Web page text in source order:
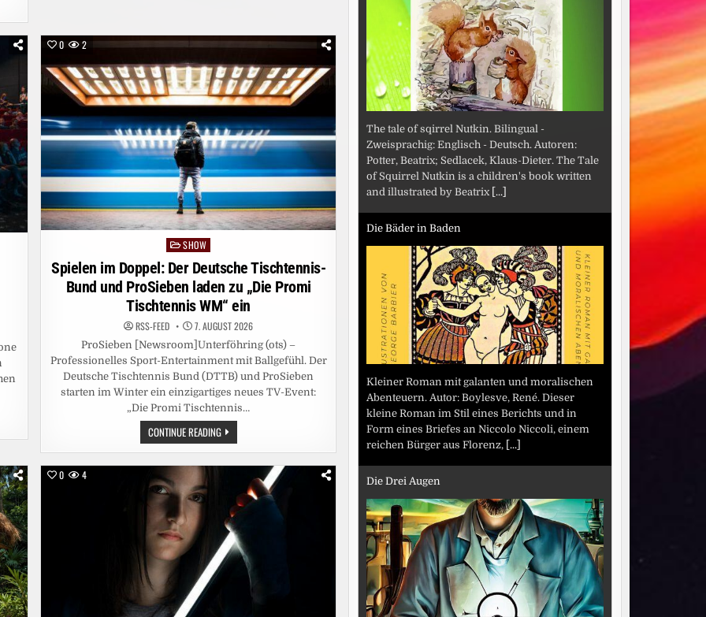
DANN
BESSERES
MOBILFUNKNETZ
0 2
Posted
in
SHOW
Spielen im Doppel: Der Deutsche Tischtennis-
Bund und ProSieben laden zu „Die Promi
Tischtennis WM“ ein
RSS-FEED 7. AUGUST 2026
ProSieben [Newsroom]Unterföhring (ots) –
Professionelles Sport-Entertainment mit Ballgefühl. Der
Deutsche Tischtennis Bund (DTTB) und ProSieben
starten im Winter ein einzigartiges neues TV-Event:
„Die Promi Tischtennis…
CONTINUE READINGSPIELEN
IM
DOPPEL:
DER
TISCHTENNIS-
BUND
UND
PROSIEBEN
LADEN
ZU
„DIE
PROMI
TISCHTENNIS
WM“
0 4
The tale of sqirrel Nutkin. Bilingual -
Zweisprachig: Englisch - Deutsch. Autoren:
Potter, Beatrix; Sedlacek, Klaus-Dieter. The Tale
of Squirrel Nutkin is a children's book written
and illustrated by Beatrix [...]
Die Bäder in Baden
Kleiner Roman mit galanten und moralischen
Abenteuern. Autor: Boylesve, René. Dieser
kleine Roman im Stil eines Berichts und in
Form eines Briefes an Niccolo Niccoli, einem
reichen Bürger aus Florenz, [...]
Die Drei Augen